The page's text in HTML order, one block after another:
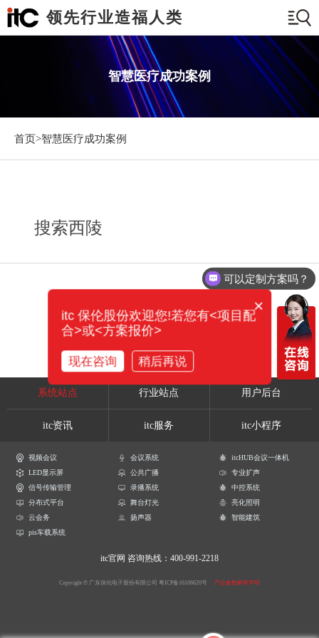
领先行业造福人类
智慧医疗成功案例
首页>智慧医疗成功案例
搜索西陵
系统站点 行业站点 用户后台
itc资讯 itc服务 itc小程序
视频会议 会议系统
itcHUB会议一体机
LED显示屏
公共广播
专业扩声
信号传输管理
录播系统
中控系统
分布式平台
舞台灯光
亮化照明
云会务
扬声器
智能建筑
pis车载系统
itc官网 咨询热线：400-991-2218
Copyright © 广东保伦电子股份有限公司 粤ICP备16106620号 产品参数解释声明
可以定制方案吗？
×
itc 保伦股份欢迎您!若您有<项目配
合>或<方案报价>
现在咨询 稍后再说